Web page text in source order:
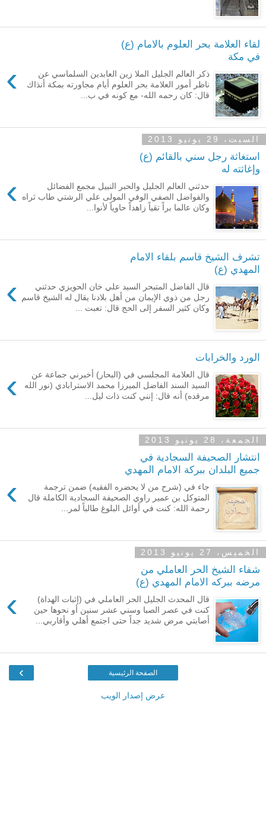
لقاء العلامة بحر العلوم بالامام (ع)
في مكة
›
ذكر العالم الجليل الملا زين العابدين السلماسي عن
ناظر أمور العلامة بحر العلوم أيام مجاورته بمكة أنذاك
قال: كان رحمه الله- مع كونه في ب...
السبت، 29 يونيو 2013
استغاثة رجل سني بالقائم (ع)
وإغاثته له
›
حدثني العالم الجليل والحبر النبيل مجمع الفضائل
والفواضل الصفي الوفي المولى علي الرشتي طاب ثراه
وكان عالما براً تقياً زاهداً حاوياً لأنوا...
تشرف الشيخ قاسم بلقاء الامام
المهدي (ع)
›
قال الفاضل المتبحر السيد علي خان الحويزي حدثني
رجل من ذوي الإيمان من أهل بلادنا يقال له الشيخ قاسم
وكان كثير السفر إلى الحج قال: تعبت ...
الورد والخرابات
›
قال العلامة المجلسي في (البحار) أخبرني جماعة عن
السيد السند الفاضل الميرزا محمد الاسترابادي (نور الله
مرقده) أنه قال: إنني كنت ذات ليل...
الجمعة، 28 يونيو 2013
انتشار الصحيفة السجادية في
جميع البلدان ببركة الامام المهدي
›
جاء في (شرح من لا يحضره الفقيه) ضمن ترجمة
المتوكل بن عمير راوي الصحيفة السجادية الكاملة قال
رحمة الله: كنت في أوائل البلوغ طالباً لمر...
الخميس، 27 يونيو 2013
شفاء الشيخ الحر العاملي من
مرضه ببركه الامام المهدي (ع)
›
قال المحدث الجليل الحر العاملي في (إثبات الهداة)
كنت في عصر الصبا وسني عشر سنين أو نحوها حين
أصابتي مرض شديد جداً حتى اجتمع أهلي وأقاربي...
› الصفحة الرئيسية
عرض إصدار الويب